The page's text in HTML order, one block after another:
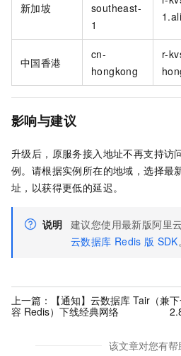
新加坡
southeast-
1
中国香港
cn-
hongkong
r-
影响与建议
升级后，原服务接入地址不再支持访
例。请根据实例所在的地域，选择最
址，以获得更低的延迟。
说明 建议您使用最新版阿里云
云数据库 Redis 版 SDK。
上一篇：
【通知】云数据库 Tair（兼
容 Redis）下线经典网络
下
该文章对您有帮